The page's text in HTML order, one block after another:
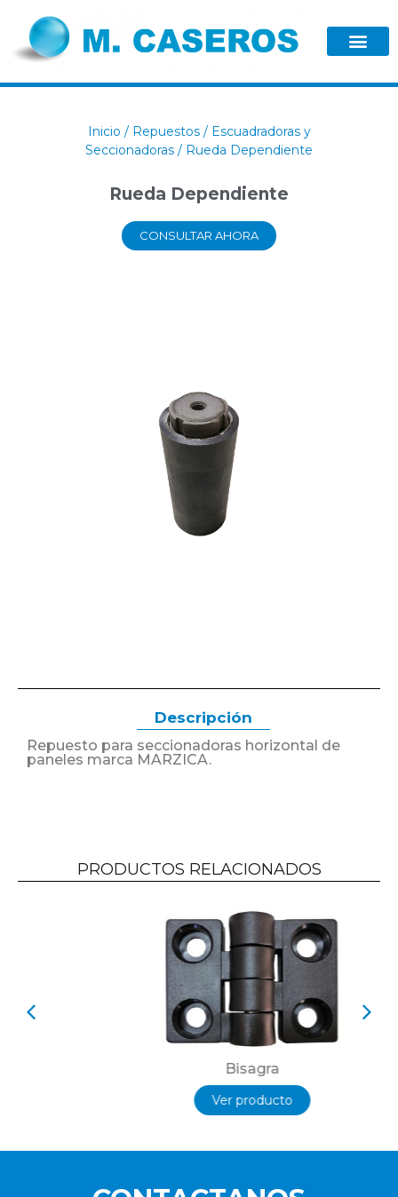
Inicio / Repuestos/ Escuadradoras y
Seccionadoras / Rueda Dependiente
Rueda Dependiente
CONSULTAR AHORA
Descripción
Repuesto para seccionadoras horizontal de
paneles marca MARZICA.
PRODUCTOS RELACIONADOS
Ver producto